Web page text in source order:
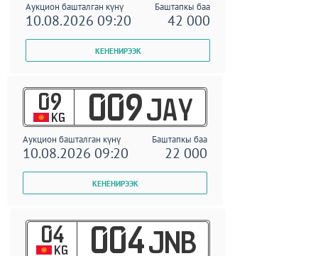
Аукцион башталган күнү Баштапкы баа
10.08.2026 09:20 42 000
09
KG 009 JAY
Аукцион башталган күнү Баштапкы баа
10.08.2026 09:20 22 000
04
KG 004 JNB